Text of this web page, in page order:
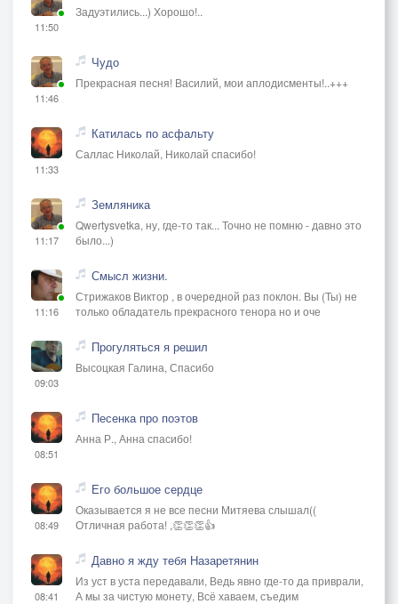
11:50
Задуэтились...) Хорошо!..
11:46
Чудо
Прекрасная песня! Василий, мои аплодисменты!..+++
11:33
Катилась по асфальту
Саллас Николай, Николай спасибо!
11:17
Земляника
Qwertysvetka, ну, где-то так... Точно не помню - давно это
было...)
11:16
Смысл жизни.
Стрижаков Виктор , в очередной раз поклон. Вы (Ты) не
только обладатель прекрасного тенора но и оче
09:03
Прогуляться я решил
Высоцкая Галина, Спасибо
08:51
Песенка про поэтов
Анна Р., Анна спасибо!
08:49
Его большое сердце
Оказывается я не все песни Митяева слышал((
Отличная работа! ,👏👏👏👍
08:41
Давно я жду тебя Назаретянин
Из уст в уста передавали, Ведь явно где-то да приврали,
А мы за чистую монету, Всё хаваем, съедим